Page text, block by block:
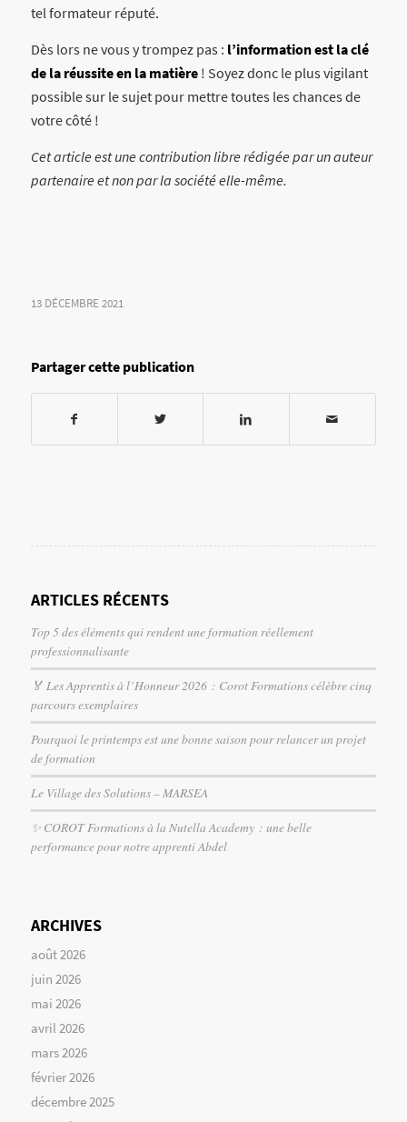
tel formateur réputé.
Dès lors ne vous y trompez pas : l’information est la clé
de la réussite en la matière! Soyez donc le plus vigilant
possible sur le sujet pour mettre toutes les chances de
votre côté !
Cet article est une contribution libre rédigée par un auteur
partenaire et non par la société elle-même.
13 DÉCEMBRE 2021
Partager cette publication
ARTICLES RÉCENTS
Top 5 des éléments qui rendent une formation réellement
professionnalisante
🏅 Les Apprentis à l’Honneur 2026 : Corot Formations célèbre cinq
parcours exemplaires
Pourquoi le printemps est une bonne saison pour relancer un projet
de formation
Le Village des Solutions – MARSEA
✨ COROT Formations à la Nutella Academy : une belle
performance pour notre apprenti Abdel
ARCHIVES
août 2026
juin 2026
mai 2026
avril 2026
mars 2026
février 2026
décembre 2025